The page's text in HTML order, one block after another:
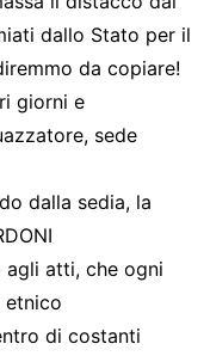
dallo Stato per il
da copiare!
giorni e
sede
dalla sedia, la
agli atti, che ogni
etnico
di costanti